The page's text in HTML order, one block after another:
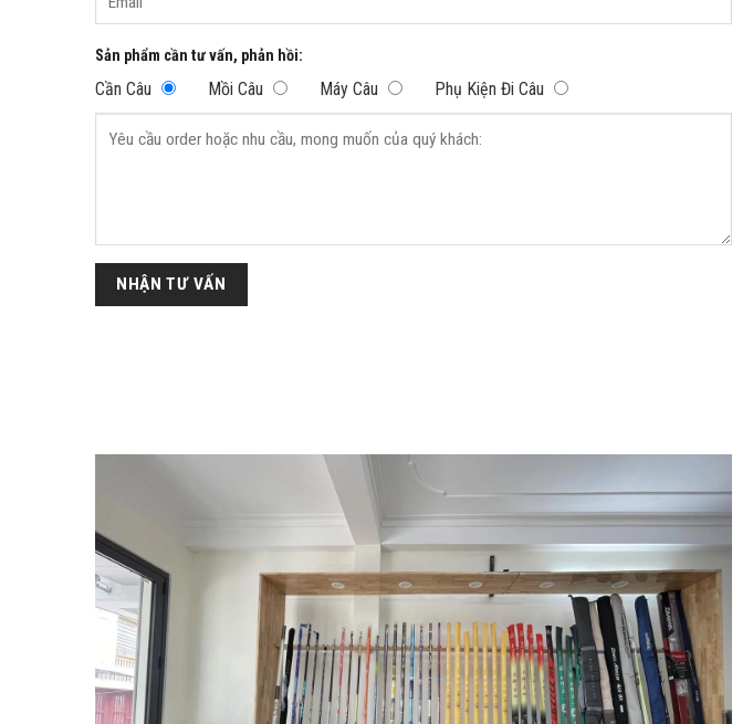
Sản phẩm cần tư vấn, phản hồi:
Cần Câu Mồi Câu Máy Câu Phụ Kiện Đi Câu